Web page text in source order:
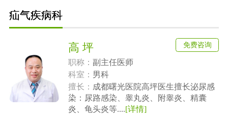
疝气疾病科
高 坪
职称：副主任医师
科室： 男科
擅长： 成都曙光医院高坪医生擅长泌尿感
染：尿路感染、睾丸炎、附睾炎、精囊
炎、龟头炎等....[详情]
免费咨询